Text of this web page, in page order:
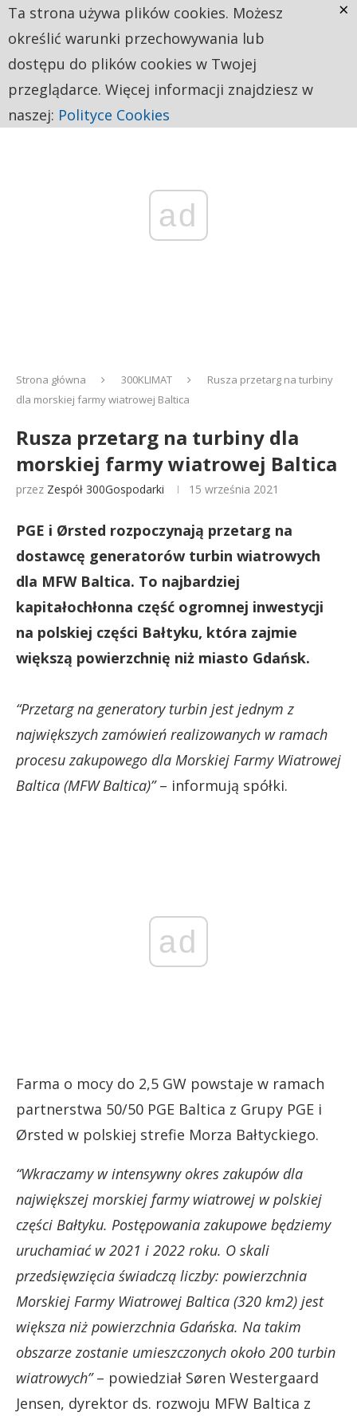
ad
Strona główna 300KLIMAT
Rusza przetarg na turbiny
dla morskiej farmy wiatrowej Baltica
Rusza przetarg na turbiny dla
morskiej farmy wiatrowej Baltica
przez Zespół 300Gospodarki 15 września 2021
PGE i Ørsted rozpoczynają przetarg na
dostawcę generatorów turbin wiatrowych
dla MFW Baltica. To najbardziej
kapitałochłonna część ogromnej inwestycji
na polskiej części Bałtyku, która zajmie
większą powierzchnię niż miasto Gdańsk.
“Przetarg na generatory turbin jest jednym z
największych zamówień realizowanych w ramach
procesu zakupowego dla Morskiej Farmy Wiatrowej
Baltica (MFW Baltica)”– informują spółki.
ad
Farma o mocy do 2,5 GW powstaje w ramach
partnerstwa 50/50 PGE Baltica z Grupy PGE i
Ørsted w polskiej strefie Morza Bałtyckiego.
“Wkraczamy w intensywny okres zakupów dla
największej morskiej farmy wiatrowej w polskiej
części Bałtyku. Postępowania zakupowe będziemy
uruchamiać w 2021 i 2022 roku. O skali
przedsięwzięcia świadczą liczby: powierzchnia
Morskiej Farmy Wiatrowej Baltica (320 km2) jest
większa niż powierzchnia Gdańska. Na takim
obszarze zostanie umieszczonych około 200 turbin
wiatrowych”– powiedział Søren Westergaard
Jensen, dyrektor ds. rozwoju MFW Baltica z
Ta strona używa plików cookies. Możesz
określić warunki przechowywania lub
dostępu do plików cookies w Twojej
przeglądarce. Więcej informacji znajdziesz w
naszej: Polityce Cookies
×